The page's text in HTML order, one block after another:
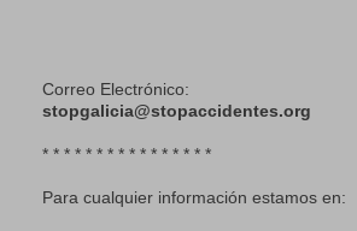
Correo Electrónico:
stopgalicia@stopaccidentes.org
* * * * * * * * * * * * * * * *
Para cualquier información estamos en: